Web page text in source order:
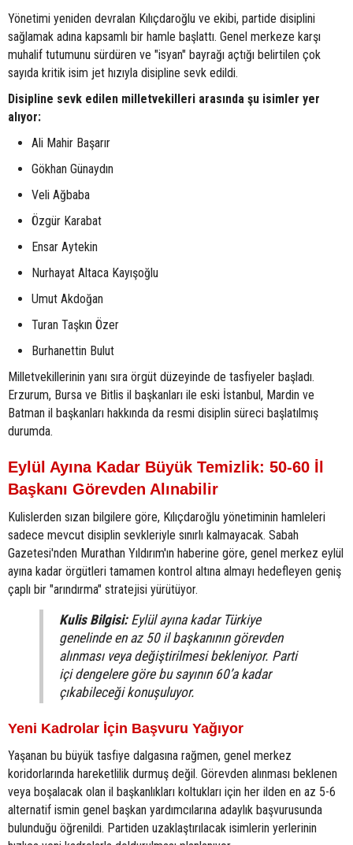
Yönetimi yeniden devralan Kılıçdaroğlu ve ekibi, partide disiplini
sağlamak adına kapsamlı bir hamle başlattı. Genel merkeze karşı
muhalif tutumunu sürdüren ve "isyan" bayrağı açtığı belirtilen çok
sayıda kritik isim jet hızıyla disipline sevk edildi.
Disipline sevk edilen milletvekilleri arasında şu isimler yer
alıyor:
Ali Mahir Başarır
Gökhan Günaydın
Veli Ağbaba
Özgür Karabat
Ensar Aytekin
Nurhayat Altaca Kayışoğlu
Umut Akdoğan
Turan Taşkın Özer
Burhanettin Bulut
Milletvekillerinin yanı sıra örgüt düzeyinde de tasfiyeler başladı.
Erzurum, Bursa ve Bitlis il başkanları ile eski İstanbul, Mardin ve
Batman il başkanları hakkında da resmi disiplin süreci başlatılmış
durumda.
Eylül Ayına Kadar Büyük Temizlik: 50-60 İl
Başkanı Görevden Alınabilir
Kulislerden sızan bilgilere göre, Kılıçdaroğlu yönetiminin hamleleri
sadece mevcut disiplin sevkleriyle sınırlı kalmayacak. Sabah
Gazetesi'nden Murathan Yıldırım'ın haberine göre, genel merkez eylül
ayına kadar örgütleri tamamen kontrol altına almayı hedefleyen geniş
çaplı bir "arındırma" stratejisi yürütüyor.
Kulis Bilgisi:Eylül ayına kadar Türkiye
genelinde en az 50 il başkanının görevden
alınması veya değiştirilmesi bekleniyor. Parti
içi dengelere göre bu sayının 60’a kadar
çıkabileceği konuşuluyor.
Yeni Kadrolar İçin Başvuru Yağıyor
Yaşanan bu büyük tasfiye dalgasına rağmen, genel merkez
koridorlarında hareketlilik durmuş değil. Görevden alınması beklenen
veya boşalacak olan il başkanlıkları koltukları için her ilden en az 5-6
alternatif ismin genel başkan yardımcılarına adaylık başvurusunda
bulunduğu öğrenildi. Partiden uzaklaştırılacak isimlerin yerlerinin